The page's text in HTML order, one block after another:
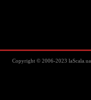
Copyright © 2006-2023 laScala.ua